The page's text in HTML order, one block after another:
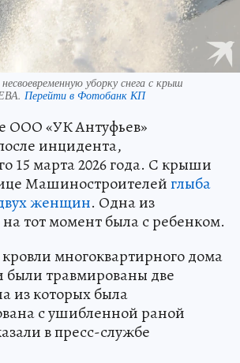
уборку снега с крыш
Перейти в Фотобанк КП
ООО «УК Антуфьев»
инцидента,
15 марта 2026 года. С крыши
Машиностроителейглыба
женщин. Одна из
тот момент была с ребенком.
многоквартирного дома
были травмированы две
из которых была
с ушибленной раной
в пресс-службе